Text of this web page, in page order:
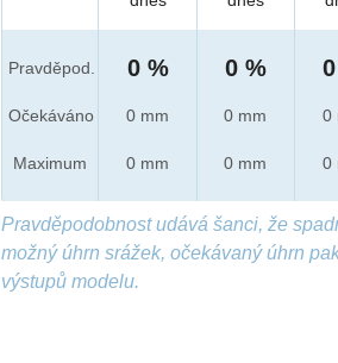
Pravděpod.
Očekáváno
Maximum
0 %
0 mm
0 mm
0 %
0 mm
0 mm
0
0
Pravděpodobnost udává šanci, že
možný úhrn srážek, očekávaný úhrn
výstupů modelu.